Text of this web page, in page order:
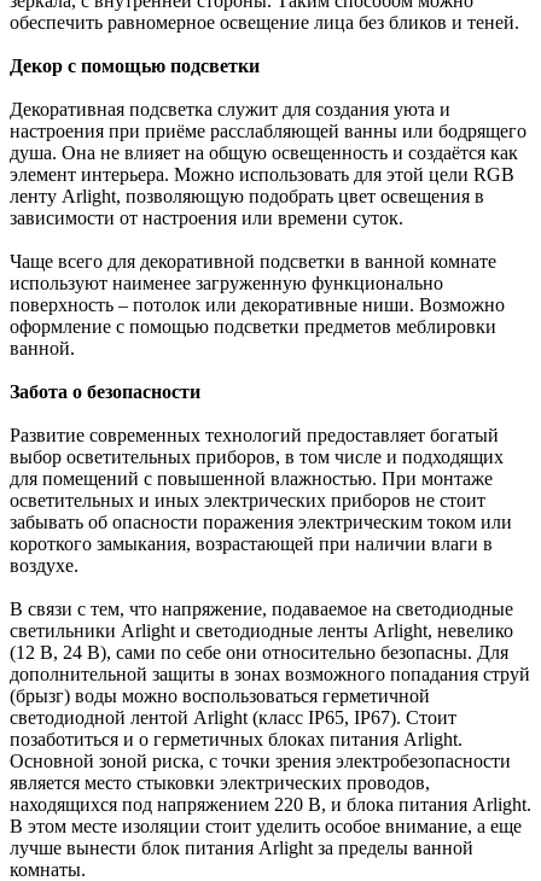
обеспечить равномерное освещение лица без бликов и теней.
Декор с помощью подсветки
Декоративная подсветка служит для создания уюта и
настроения при приёме расслабляющей ванны или бодрящего
душа. Она не влияет на общую освещенность и создаётся как
элемент интерьера. Можно использовать для этой цели RGB
ленту Arlight, позволяющую подобрать цвет освещения в
зависимости от настроения или времени суток.
Чаще всего для декоративной подсветки в ванной комнате
используют наименее загруженную функционально
поверхность – потолок или декоративные ниши. Возможно
оформление с помощью подсветки предметов меблировки
ванной.
Забота о безопасности
Развитие современных технологий предоставляет богатый
выбор осветительных приборов, в том числе и подходящих
для помещений с повышенной влажностью. При монтаже
осветительных и иных электрических приборов не стоит
забывать об опасности поражения электрическим током или
короткого замыкания, возрастающей при наличии влаги в
воздухе.
В связи с тем, что напряжение, подаваемое на светодиодные
светильники Arlight и светодиодные ленты Arlight, невелико
(12 В, 24 В), сами по себе они относительно безопасны. Для
дополнительной защиты в зонах возможного попадания струй
(брызг) воды можно воспользоваться герметичной
светодиодной лентой Arlight (класс IP65, IP67). Стоит
позаботиться и о герметичных блоках питания Arlight.
Основной зоной риска, с точки зрения электробезопасности
является место стыковки электрических проводов,
находящихся под напряжением 220 В, и блока питания Arlight.
В этом месте изоляции стоит уделить особое внимание, а еще
лучше вынести блок питания Arlight за пределы ванной
комнаты.